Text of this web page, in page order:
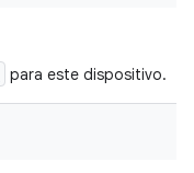
para este dispositivo.